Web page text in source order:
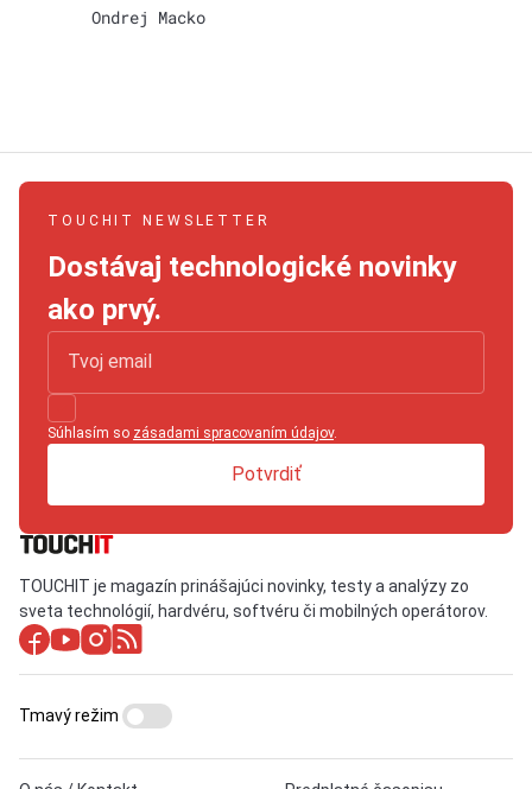
Ondrej Macko
TOUCHIT NEWSLETTER
Dostávaj technologické novinky
ako prvý.
Súhlasím so zásadami spracovaním údajov.
Potvrdiť
TOUCHIT je magazín prinášajúci novinky, testy a analýzy zo
sveta technológií, hardvéru, softvéru či mobilných operátorov.
Tmavý režim